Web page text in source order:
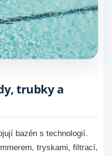
trubky a
bazén s technologií.
tryskami, filtrací,